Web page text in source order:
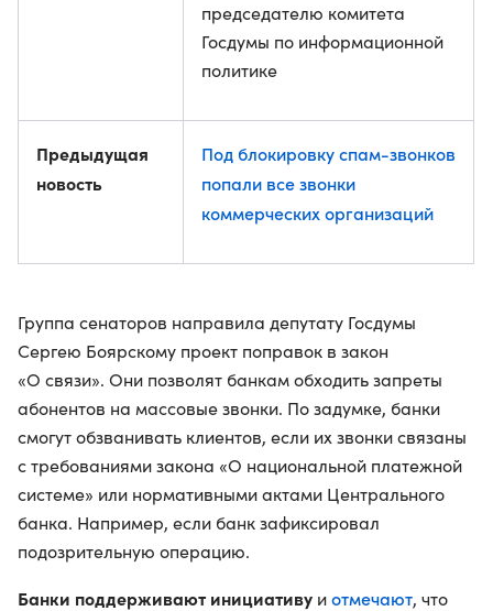
председателю комитета
Госдумы по информационной
политике
Предыдущая
новость
Под блокировку спам-звонков
попали все звонки
коммерческих организаций
Группа сенаторов направила депутату Госдумы
Сергею Боярскому проект поправок в закон
«О связи». Они позволят банкам обходить запреты
абонентов на массовые звонки. По задумке, банки
смогут обзванивать клиентов, если их звонки связаны
с требованиями закона «О национальной платежной
системе» или нормативными актами Центрального
банка. Например, если банк зафиксировал
подозрительную операцию.
Банки поддерживают инициативу иотмечают, что